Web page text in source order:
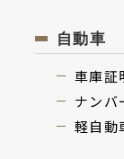
⾃動⾞
⾞庫証
ナンバ
軽⾃動